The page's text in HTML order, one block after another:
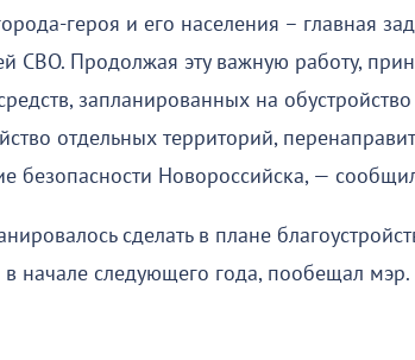
героя и его населения – главная
СВО. Продолжая эту важную работу,
запланированных на
отдельных территорий,
безопасности Новороссийска, —
сделать в плане
начале следующего года, пообещал мэр.